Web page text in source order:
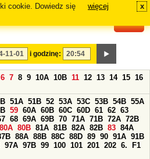
cookie. Dowiedz się
więcej x
i godzinę:
6 7 8 9 10A 10B 11 12 13 14 15 16
51A 51B 52 53A 53C 53B 54B 55A
59 60A 60B 60C 60D 61 62 63
68 69A 69B 70 71A 71B 72A 72B
80A 80B 81A 81B 82A 82B 83 84A
88A 88B 88C 88D 89 90 91A 91B
97A 97B 99 100 101 201 202 6.
F1